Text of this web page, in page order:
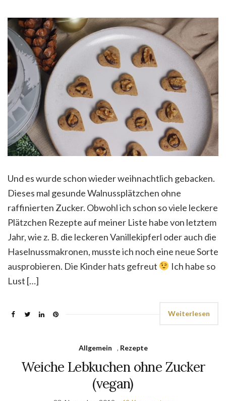
Und es wurde schon wieder weihnachtlich gebacken.
Dieses mal gesunde Walnussplätzchen ohne
raffinierten Zucker. Obwohl ich schon so viele leckere
Plätzchen Rezepte auf meiner Liste habe von letztem
Jahr, wie z. B. die leckeren Vanillekipferl oder auch die
Haselnussmakronen, musste ich noch eine neue Sorte
ausprobieren. Die Kinder hats gefreut
Ich habe so
Lust […]
Weiterlesen
Allgemein , Rezepte
Weiche Lebkuchen ohne Zucker
(vegan)